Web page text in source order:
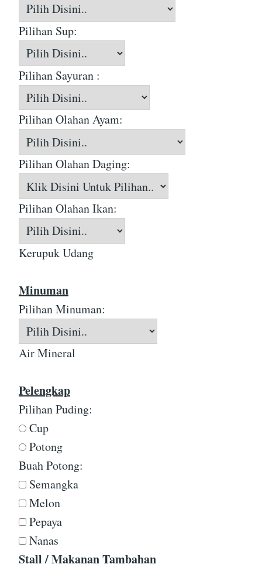
Pilihan Sup:
Pilihan Sayuran :
Pilihan Olahan Ayam:
Pilihan Olahan Daging:
Pilihan Olahan Ikan:
Kerupuk Udang
Minuman
Pilihan Minuman:
Air Mineral
Pelengkap
Pilihan Puding:
Cup
Potong
Buah Potong:
Semangka
Melon
Pepaya
Nanas
Stall / Makanan Tambahan